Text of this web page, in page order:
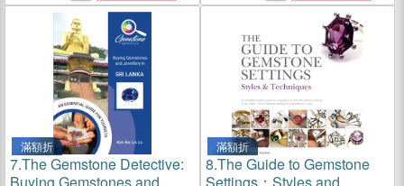
滿額折
7.The Gemstone Detective:
滿額折
8.The Guide to Gemstone